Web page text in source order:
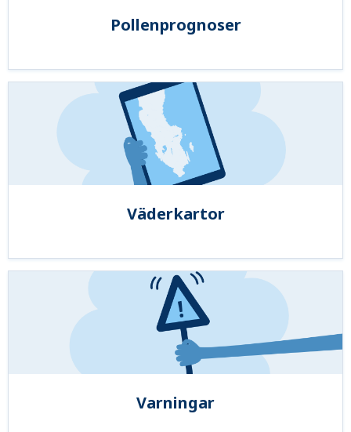
Pollenprognoser
Väderkartor
Varningar